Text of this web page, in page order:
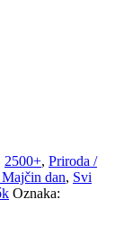
2500+, Priroda /
dan, Svi
Oznaka: